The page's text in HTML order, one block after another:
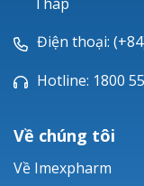
Ticarlinat®
Zobacta®
Bacsulfo®
Điện thoại:
Hotline: 1800
Về chúng tôi
Về Imexpharm